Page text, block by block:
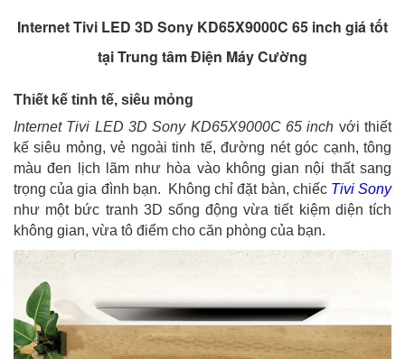
Internet Tivi LED 3D Sony KD65X9000C 65 inch giá tốt
tại Trung tâm Điện Máy Cường
Thiết kế tinh tế, siêu mỏng
Internet Tivi LED 3D Sony KD65X9000C 65 inch với thiết
kế siêu mỏng, vẻ ngoài tinh tế, đường nét góc cạnh, tông
màu đen lịch lãm như hòa vào không gian nội thất sang
trọng của gia đình bạn. Không chỉ đặt bàn, chiếc Tivi Sony
như một bức tranh 3D sống động vừa tiết kiệm diện tích
không gian, vừa tô điểm cho căn phòng của bạn.